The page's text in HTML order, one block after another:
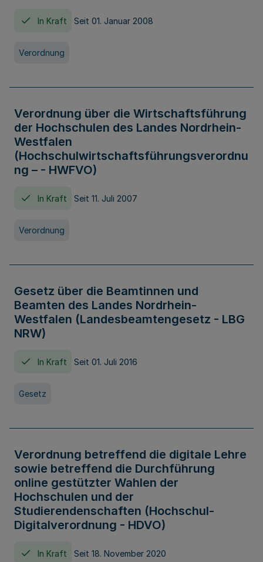
In Kraft Seit 01. Januar 2008
Verordnung
Verordnung über die Wirtschaftsführung
der Hochschulen des Landes Nordrhein-
Westfalen
(Hochschulwirtschaftsführungsverordnu
ng – - HWFVO)
In Kraft Seit 11. Juli 2007
Verordnung
Gesetz über die Beamtinnen und
Beamten des Landes Nordrhein-
Westfalen (Landesbeamtengesetz - LBG
NRW)
In Kraft Seit 01. Juli 2016
Gesetz
Verordnung betreffend die digitale Lehre
sowie betreffend die Durchführung
online gestützter Wahlen der
Hochschulen und der
Studierendenschaften (Hochschul-
Digitalverordnung - HDVO)
In Kraft Seit 18. November 2020